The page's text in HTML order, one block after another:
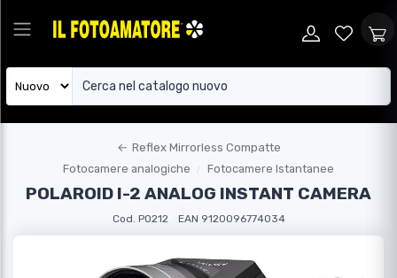
← Reflex Mirrorless Compatte
Fotocamere analogiche
Fotocamere Istantanee
POLAROID I-2 ANALOG INSTANT CAMERA
Cod. PO212 EAN 9120096774034